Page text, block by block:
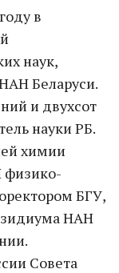
в
наук,
Беларуси.
и двухсот
науки РБ.
химии
физико-
БГУ,
НАН
Совета